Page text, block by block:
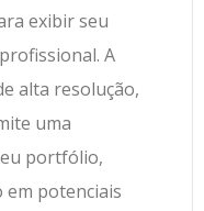
exibir seu
A
alta resolução,
uma
portfólio,
potenciais